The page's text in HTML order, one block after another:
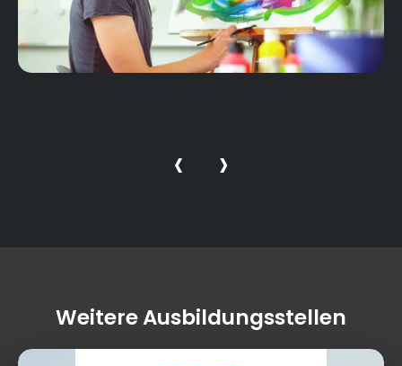
‹ ›
Weitere Ausbildungsstellen